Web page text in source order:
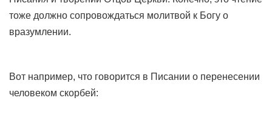
тоже должно сопровождаться молитвой к Богу о
вразумлении.
Вот например, что говорится в Писании о перенесении
человеком скорбей: